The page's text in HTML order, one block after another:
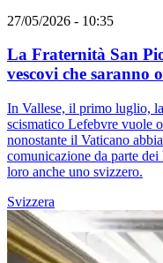
27/05/2026 - 10:35
La Fraternità San
vescovi che saranno
In Vallese, il primo luglio,
scismatico Lefebvre vuole
nonostante il Vaticano
comunicazione da parte
loro anche uno svizzero.
Svizzera